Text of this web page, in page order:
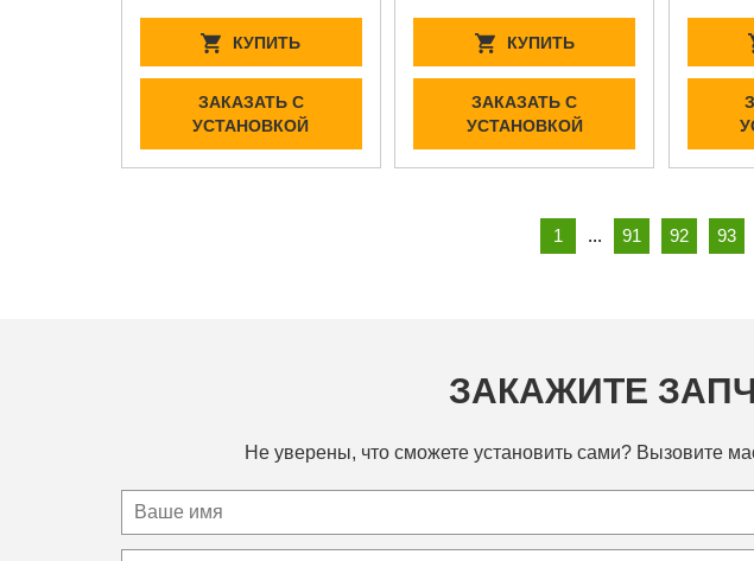
КУПИТЬ
ЗАКАЗАТЬ С
УСТАНОВКОЙ
КУПИТЬ
ЗАКАЗАТЬ С
УСТАНОВКОЙ
1 ... 91 92 93
ЗАКАЖИТЕ
Не уверены, что сможете установить сами? Вызовите